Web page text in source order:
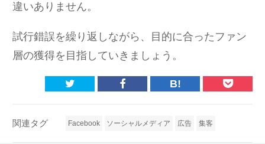
違いありません。
試行錯誤を繰り返しながら、目的に合ったファン
層の獲得を目指していきましょう。
B!
関連タグ Facebook ソーシャルメディア 広告 集客